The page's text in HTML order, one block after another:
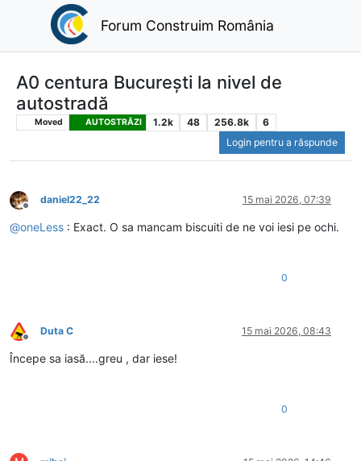
Forum Construim România
A0 centura București la nivel de
autostradă
Moved AUTOSTRĂZI 1.2k 48 256.8k
6
Login pentru a răspunde
Deconectat
daniel22_22 15 mai 2026, 07:39
@oneLess : Exact. O sa mancam biscuiti de ne voi iesi pe ochi.
0
Deconectat
Duta C 15 mai 2026, 08:43
Începe sa iasă....greu , dar iese!
0